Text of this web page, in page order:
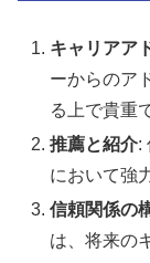
キャリアア
ーからのア
る上で貴重
推薦と紹介:
において強
信頼関係の
は、将来の